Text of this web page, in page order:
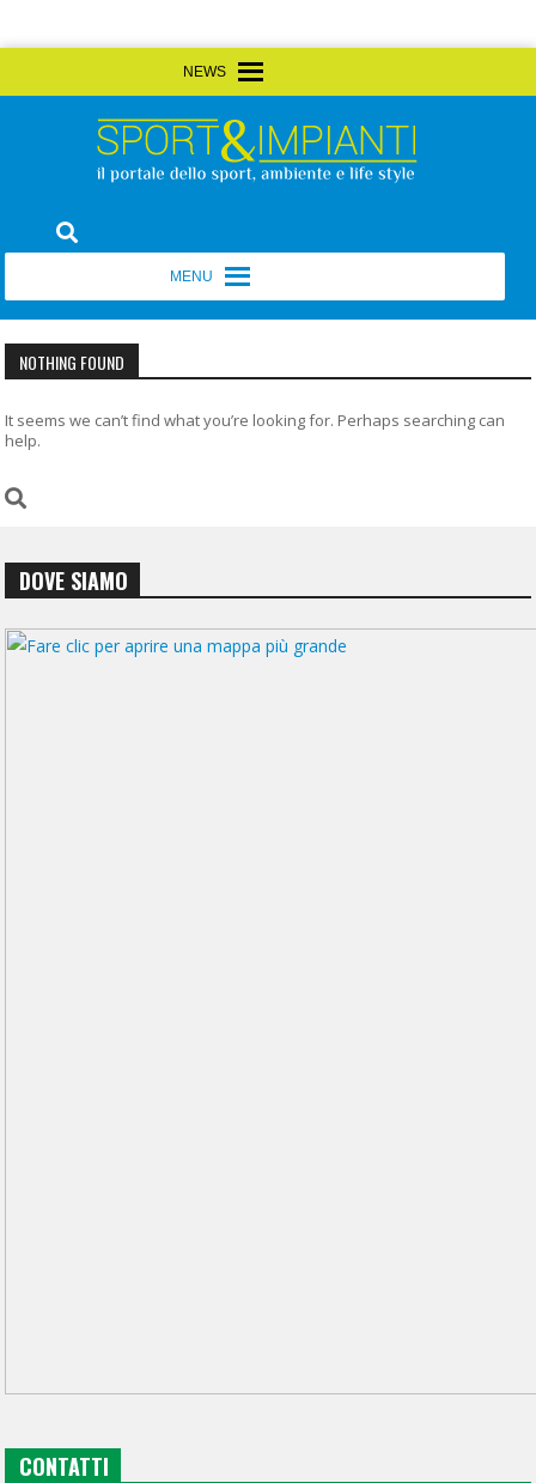
to
Sport&Impianti
NOTHING FOUND
It seems we can’t find what you’re looking for. Perhaps searching can
help.
DOVE SIAMO
CONTATTI